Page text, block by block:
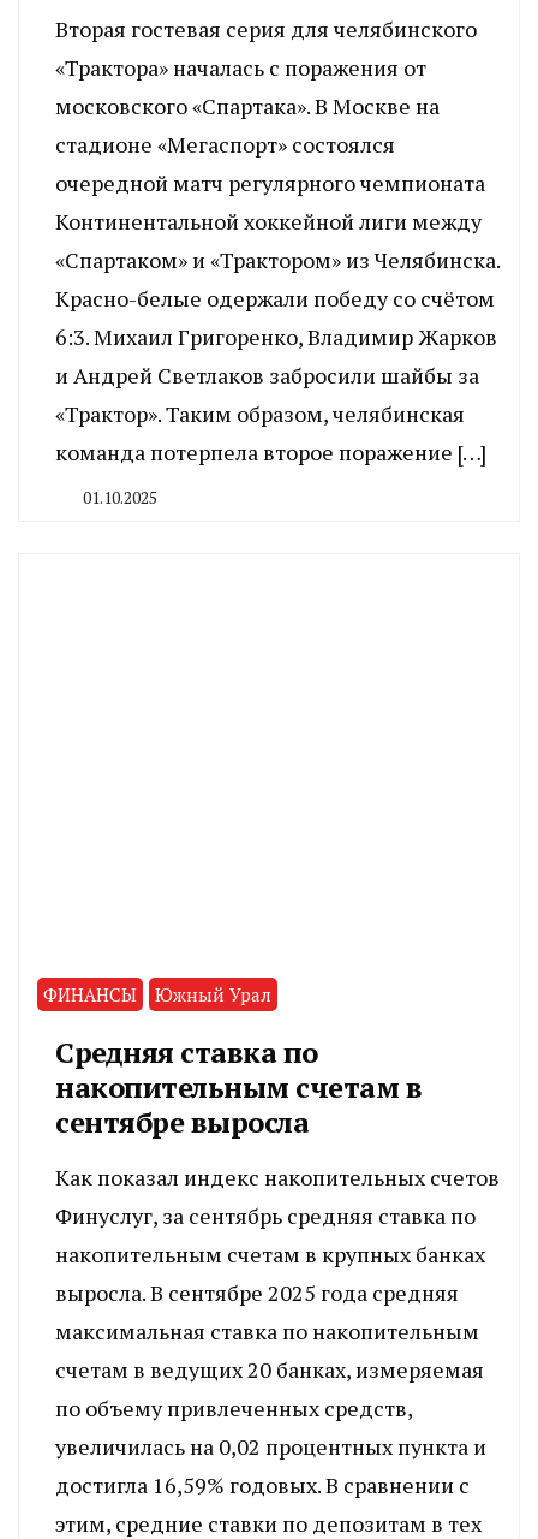
Вторая гостевая серия для челябинского
«Трактора» началась с поражения от
московского «Спартака». В Москве на
стадионе «Мегаспорт» состоялся
очередной матч регулярного чемпионата
Континентальной хоккейной лиги между
«Спартаком» и «Трактором» из Челябинска.
Красно-белые одержали победу со счётом
6:3. Михаил Григоренко, Владимир Жарков
и Андрей Светлаков забросили шайбы за
«Трактор». Таким образом, челябинская
команда потерпела второе поражение […]
01.10.2025
ФИНАНСЫ Южный Урал
Средняя ставка по
накопительным счетам в
сентябре выросла
Как показал индекс накопительных счетов
Финуслуг, за сентябрь средняя ставка по
накопительным счетам в крупных банках
выросла. В сентябре 2025 года средняя
максимальная ставка по накопительным
счетам в ведущих 20 банках, измеряемая
по объему привлеченных средств,
увеличилась на 0,02 процентных пункта и
достигла 16,59% годовых. В сравнении с
этим, средние ставки по депозитам в тех